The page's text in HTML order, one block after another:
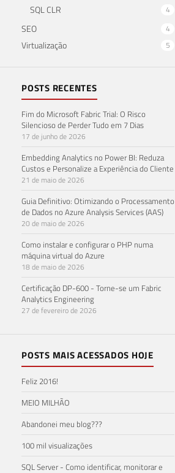
SQL CLR 4
SEO 4
Virtualização 5
POSTS RECENTES
Fim do Microsoft Fabric Trial: O Risco
Silencioso de Perder Tudo em 7 Dias
17 de junho de 2026
Embedding Analytics no Power BI: Reduza
Custos e Personalize a Experiência do Cliente
21 de maio de 2026
Guia Definitivo: Otimizando o Processamento
de Dados no Azure Analysis Services (AAS)
20 de maio de 2026
Como instalar e configurar o PHP numa
máquina virtual do Azure
18 de maio de 2026
Certificação DP-600 - Torne-se um Fabric
Analytics Engineering
27 de fevereiro de 2026
POSTS MAIS ACESSADOS HOJE
Feliz 2016!
MEIO MILHÃO
Abandonei meu blog???
100 mil visualizações
SQL Server - Como identificar, monitorar e